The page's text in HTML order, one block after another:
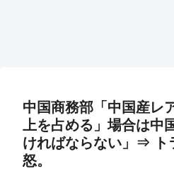
中国商務部「中国産レ
上を占める」場合は中
ければならない」⇒ ト
怒。